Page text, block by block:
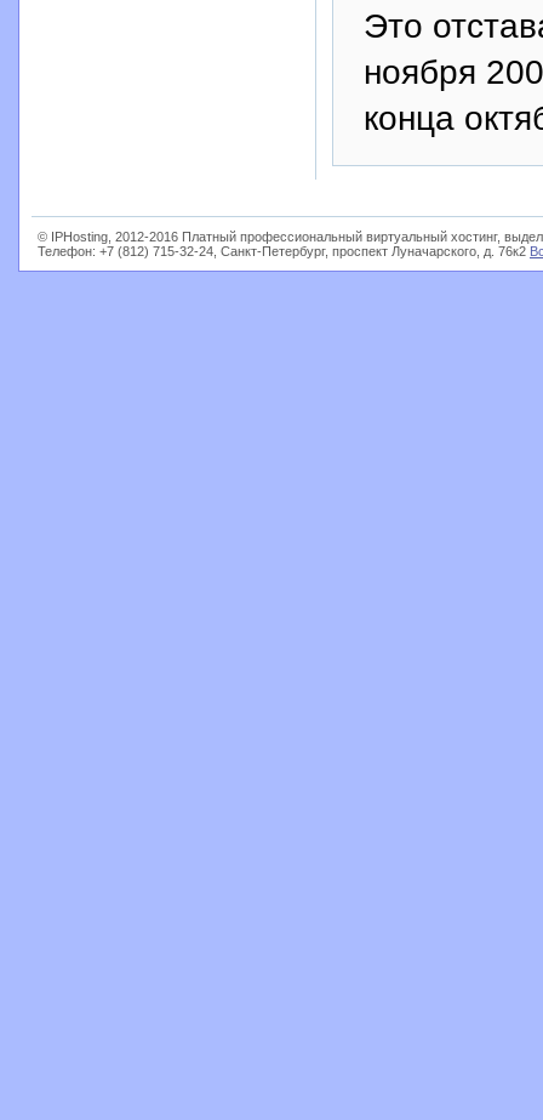
Это
ноября
конца
© IPHosting, 2012-2016 Платный профессиональный виртуальный хостинг,
Телефон: +7 (812) 715-32-24, Санкт-Петербург, проспект Луначарского, д. 76к2